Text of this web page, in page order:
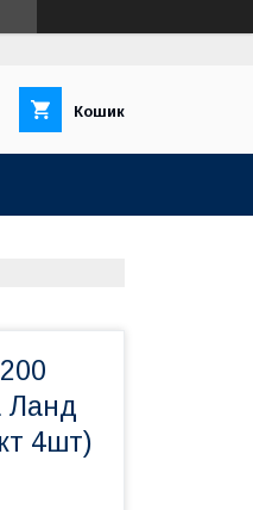
Кошик
Ланд
4шт)